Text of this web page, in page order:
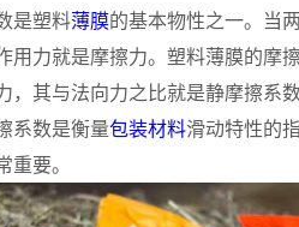
是塑料薄膜的基本物性之一。当
用力就是摩擦力。塑料薄膜的摩
，其与法向力之比就是静摩擦系
系数是衡量包装材料滑动特性的
要。